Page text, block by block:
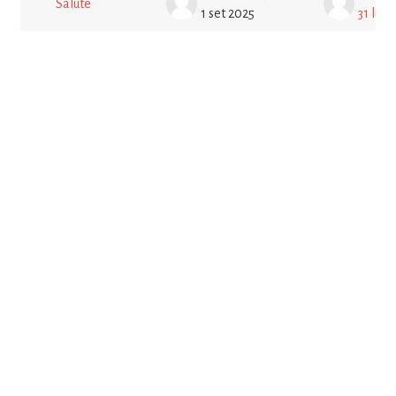
Salute
1 set 2025
31 lug